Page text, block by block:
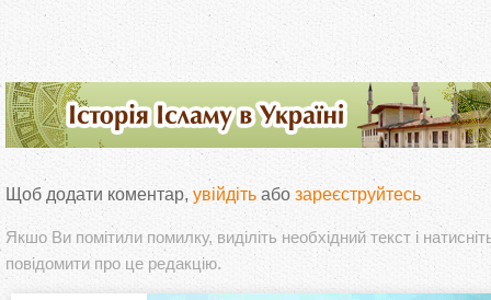
Щоб додати коментар, увійдіть або зареєструйтесь
Якшо Ви помітили помилку, виділіть необхідний текст і
повідомити про це редакцію.